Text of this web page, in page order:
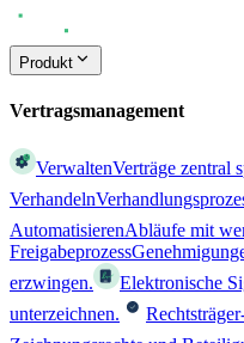
Produkt
Vertragsmanagement
VerwaltenVerträge zentral
Verhandeln
AutomatisierenAbläufe mit
Freigabeprozess
erzwingen.
Elektronische
unterzeichnen.